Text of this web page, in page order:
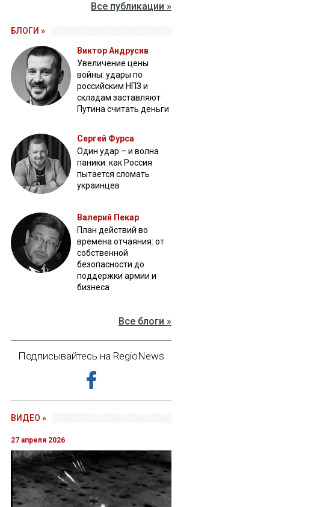
Все публикации »
БЛОГИ »
Виктор Андрусив
Увеличение цены
войны: удары по
российским НПЗ и
складам заставляют
Путина считать деньги
Сергей Фурса
Один удар – и волна
паники: как Россия
пытается сломать
украинцев
Валерий Пекар
План действий во
времена отчаяния: от
собственной
безопасности до
поддержки армии и
бизнеса
Все блоги »
Подписывайтесь на RegioNews
ВИДЕО »
27 апреля 2026